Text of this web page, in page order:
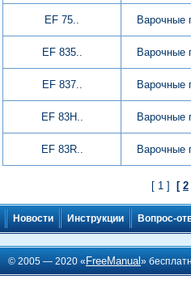
EF 75.. Варочные
EF 835.. Варочные
EF 837.. Варочные
EF 83H.. Варочные
EF 83R.. Варочные
[ 1 ] [ 2
Новости Инструкции Вопрос-
© 2005 — 2020 « FreeManual»